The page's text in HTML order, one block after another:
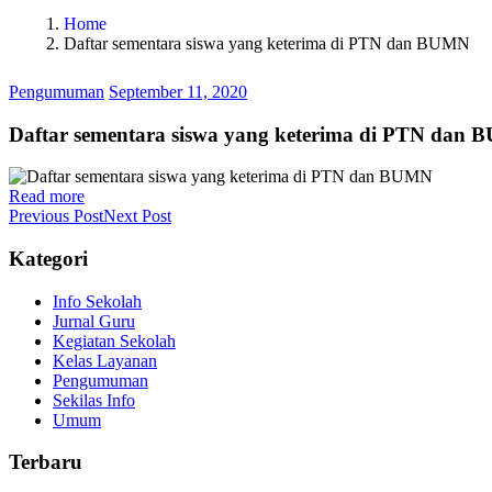
Home
Daftar sementara siswa yang keterima di PTN dan BUMN
Pengumuman September 11, 2020
Daftar sementara siswa yang keterima di PTN dan
Read more
Previous PostNext Post
Kategori
Info Sekolah
Jurnal Guru
Kegiatan Sekolah
Kelas Layanan
Pengumuman
Sekilas Info
Umum
Terbaru